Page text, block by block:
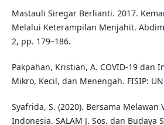
Mastauli Siregar Berlianti. 2017.
Melalui Keterampilan Menjahit.
2, pp. 179–186.
Pakpahan, Kristian, A. COVID-19 dan
Mikro, Kecil, dan Menengah. FISIP:
Syafrida, S. (2020). Bersama Melawan
Indonesia. SALAM J. Sos. dan Budaya